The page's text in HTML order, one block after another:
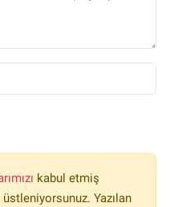
kabul etmiş
Yazılan